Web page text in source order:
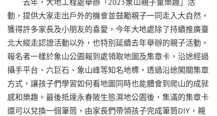
動，提供大家走出戶外的機會並鼓勵親子一同走入大自然，
獲得許多家長及小朋友的喜愛，今年大地處除了持續推廣臺
北大縱走認證活動以外，也特別延續去年舉辦的親子活動，
報名者一樣於象山公園報到處領取地圖及集章卡，沿途經過
攝手平台、六巨石、象山峰等知名地標，透過沿途闖關集章
方式，讓孩子們學習如何看地圖同時也能體會到爬山的成就
感和樂趣。最後抵達永春陂生態濕地公園後，集滿的集章卡
還可以兌換一個筆筒，由家長們帶領孩子完成筆筒DIY，親